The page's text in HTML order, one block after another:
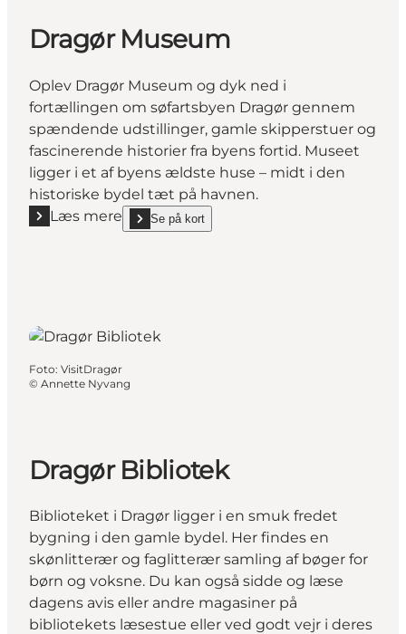
Dragør Museum
Oplev Dragør Museum og dyk ned i
fortællingen om søfartsbyen Dragør gennem
spændende udstillinger, gamle skipperstuer og
fascinerende historier fra byens fortid. Museet
ligger i et af byens ældste huse – midt i den
historiske bydel tæt på havnen.
Læs mere
Læs mere "Dragør Museum"
Se på kort
show Dragør Museum on_map
Foto: VisitDragør
© Annette Nyvang
Dragør Bibliotek
Biblioteket i Dragør ligger i en smuk fredet
bygning i den gamle bydel. Her findes en
skønlitterær og faglitterær samling af bøger for
børn og voksne. Du kan også sidde og læse
dagens avis eller andre magasiner på
bibliotekets læsestue eller ved godt vejr i deres